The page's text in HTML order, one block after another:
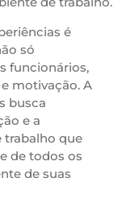
é
só
funcionários,
motivação. A
busca
e a
trabalho que
de todos os
de suas